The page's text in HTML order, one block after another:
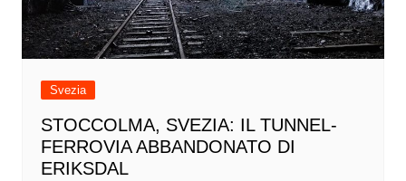
Svezia
STOCCOLMA, SVEZIA: IL TUNNEL-
FERROVIA ABBANDONATO DI
ERIKSDAL